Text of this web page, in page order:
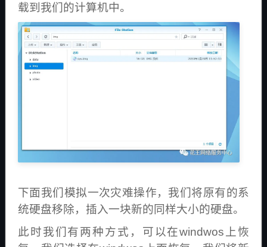
载到我们的计算机中。
下面我们模拟一次灾难操作，我们将原有的系
统硬盘移除，插入一块新的同样大小的硬盘。
此时我们有两种方式，可以在windwos上恢